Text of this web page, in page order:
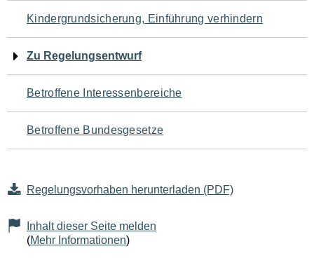
Navigation
für
den
Seiteninhalt
Kindergrundsicherung, Einführung verhindern
Zu Regelungsentwurf
Betroffene Interessenbereiche
Betroffene Bundesgesetze
Regelungsvorhaben herunterladen (PDF)
Inhalt dieser Seite melden
(Mehr Informationen)